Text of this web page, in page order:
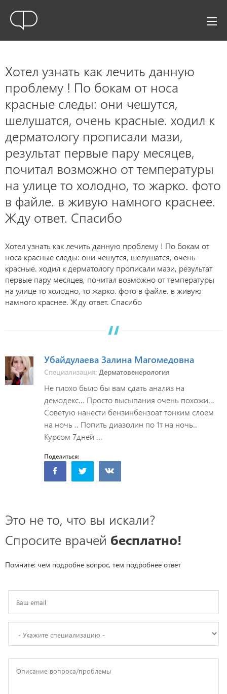
Хотел узнать как лечить данную
проблему ! По бокам от носа
красные следы: они чешутся,
шелушатся, очень красные. ходил к
дерматологу прописали мази,
результат первые пару месяцев,
почитал возможно от температуры
на улице то холодно, то жарко. фото
в файле. в живую намного краснее.
Жду ответ. Спасибо
Хотел узнать как лечить данную проблему ! По бокам от
носа красные следы: они чешутся, шелушатся, очень
красные. ходил к дерматологу прописали мази, результат
первые пару месяцев, почитал возможно от температуры
на улице то холодно, то жарко. фото в файле. в живую
намного краснее. Жду ответ. Спасибо
Убайдулаева Залина Магомедовна
Специализация: Дерматовенерология
Не плохо было бы вам сдать анализ на
демодекс... Просто высыпания очень похожи...
Советую нанести бензинбензоат тонким слоем
на ночь .. Попить диазолин по 1т на ночь..
Курсом 7дней ...
Поделиться:
Это не то, что вы искали?
Спросите врачей бесплатно!
Помните: чем подробне вопрос, тем подробнее ответ